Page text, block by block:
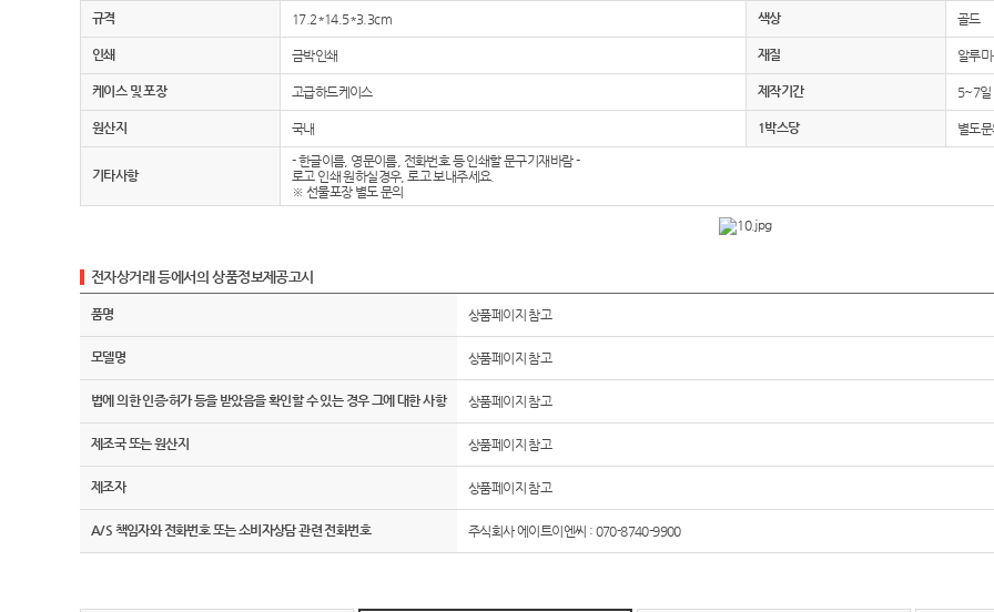
규격 17.2*14.5*3.3cm 색상 골드
인쇄 금박인쇄 재질 알루
케이스 및 포장 고급하드케이스 제작기간 5~7일
원산지 국내 1박스당 별도문
기타사항
- 한글이름, 영문이름, 전화번호 등 인쇄할 문구기재바람 -
로고 인쇄 원하실경우, 로고 보내주세요.
※ 선물포장 별도 문의
전자상거래 등에서의 상품정보제공고시
품명 상품페이지 참고
모델명 상품페이지 참고
법에 의한 인증·허가 등을 받았음을 확인할 수 있는 경우 그에 대한 사항 상품페이지 참고
제조국 또는 원산지 상품페이지 참고
제조자 상품페이지 참고
A/S 책임자와 전화번호 또는 소비자상담 관련 전화번호 주식회사 에이트이엔씨 : 070-8740-9900